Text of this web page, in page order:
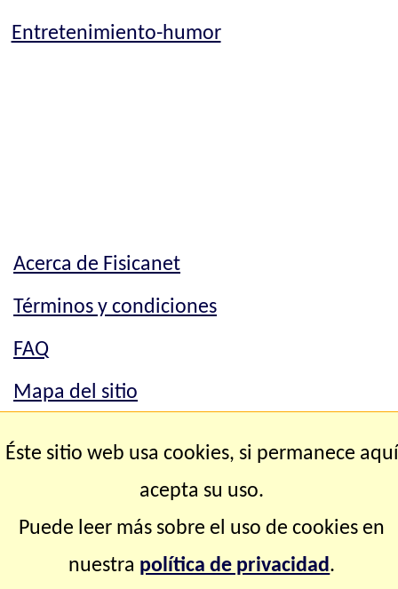
Entretenimiento-humor
Acerca de Fisicanet
Términos y condiciones
FAQ
Mapa del sitio
Mapa del sitio
derechos reservados
Éste sitio web usa cookies, si permanece aquí
acepta su uso.
Puede leer más sobre el uso de cookies en
nuestra política de privacidad.